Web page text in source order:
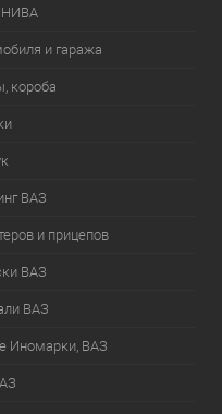
НИВА
и гаража
короба
ВАЗ
и прицепов
ВАЗ
ВАЗ
Иномарки, ВАЗ